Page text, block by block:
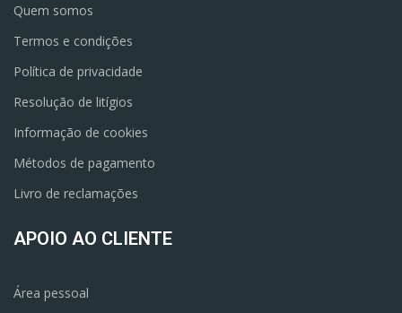
Quem somos
Termos e condições
Política de privacidade
Resolução de litígios
Informação de cookies
Métodos de pagamento
Livro de reclamações
APOIO AO CLIENTE
Área pessoal